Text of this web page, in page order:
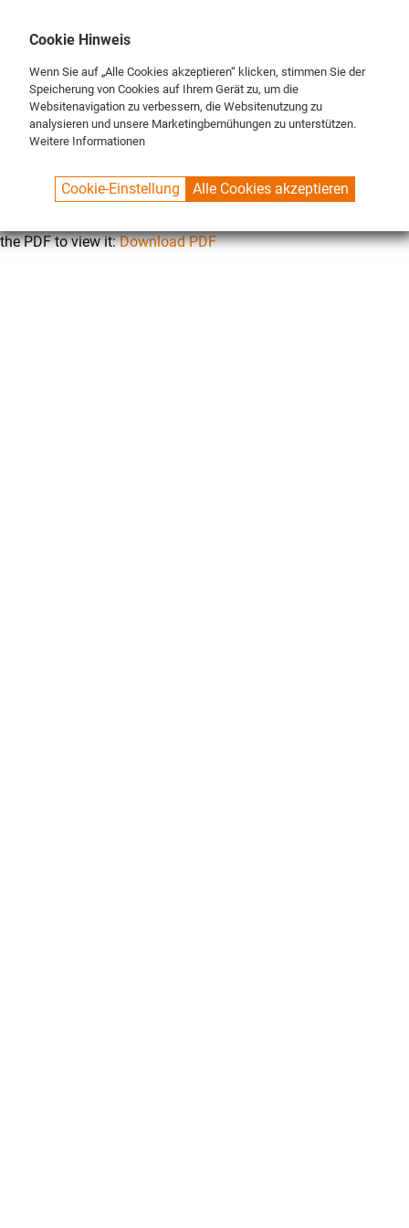
SPUELBOY.DE CONTACT DATENSCHUTZ
the PDF to view it:Download PDF
Cookie Hinweis
Wenn Sie auf „Alle Cookies akzeptieren“ klicken, stimmen Sie der
Speicherung von Cookies auf Ihrem Gerät zu, um die
Websitenavigation zu verbessern, die Websitenutzung zu
analysieren und unsere Marketingbemühungen zu unterstützen.
Weitere Informationen
Cookie-Einstellung Alle Cookies akzeptieren